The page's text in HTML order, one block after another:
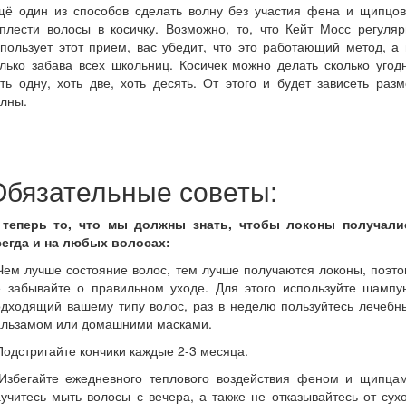
один из способов сделать волну без участия фена и
волосы в косичку. Возможно, то, что Кейт Мосс
этот прием, вас убедит, что это работающий метод, а
забава всех школьниц. Косичек можно делать сколько
одну, хоть две, хоть десять. От этого и будет зависеть
советы:
то, что мы должны знать, чтобы локоны
и на любых волосах:
лучше состояние волос, тем лучше получаются локоны,
забывайте о правильном уходе. Для этого используйте
вашему типу волос, раз в неделю пользуйтесь
или домашними масками.
кончики каждые 2-3 месяца.
ежедневного теплового воздействия феном и
мыть волосы с вечера, а также не отказывайтесь от